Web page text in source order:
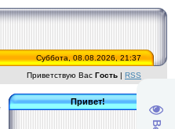
Суббота, 08.08.2026, 21:37
Приветствую Вас Гость | RSS
Привет!